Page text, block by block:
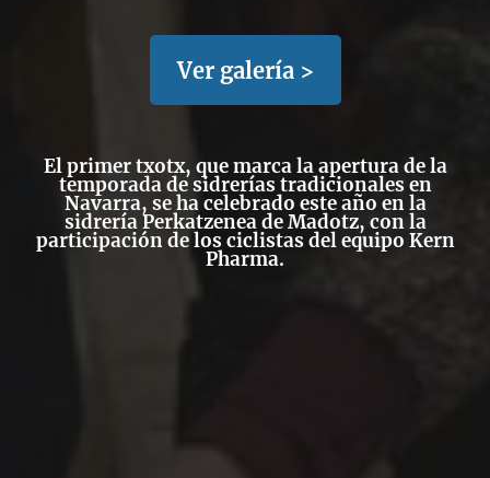
Ver galería >
El primer txotx, que marca la apertura de la
temporada de sidrerías tradicionales en
Navarra, se ha celebrado este año en la
sidrería Perkatzenea de Madotz, con la
participación de los ciclistas del equipo Kern
Pharma.